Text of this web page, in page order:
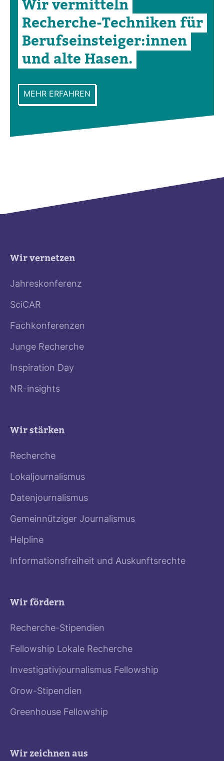
Wir ver­mit­teln
Recherche-​Tech­niken für
Berufs­ein­steiger:innen
und alte Hasen.
MEHR ERFAHREN
Wir vernetzen
Jahreskonferenz
SciCAR
Fachkonferenzen
Junge Recherche
Inspiration Day
NR-insights
Wir stärken
Recherche
Lokaljournalismus
Datenjournalismus
Gemeinnütziger Journalismus
Helpline
Informationsfreiheit und Auskunftsrechte
Wir fördern
Recherche-Stipendien
Fellowship Lokale Recherche
Investigativjournalismus Fellowship
Grow-Stipendien
Greenhouse Fellowship
Wir zeichnen aus